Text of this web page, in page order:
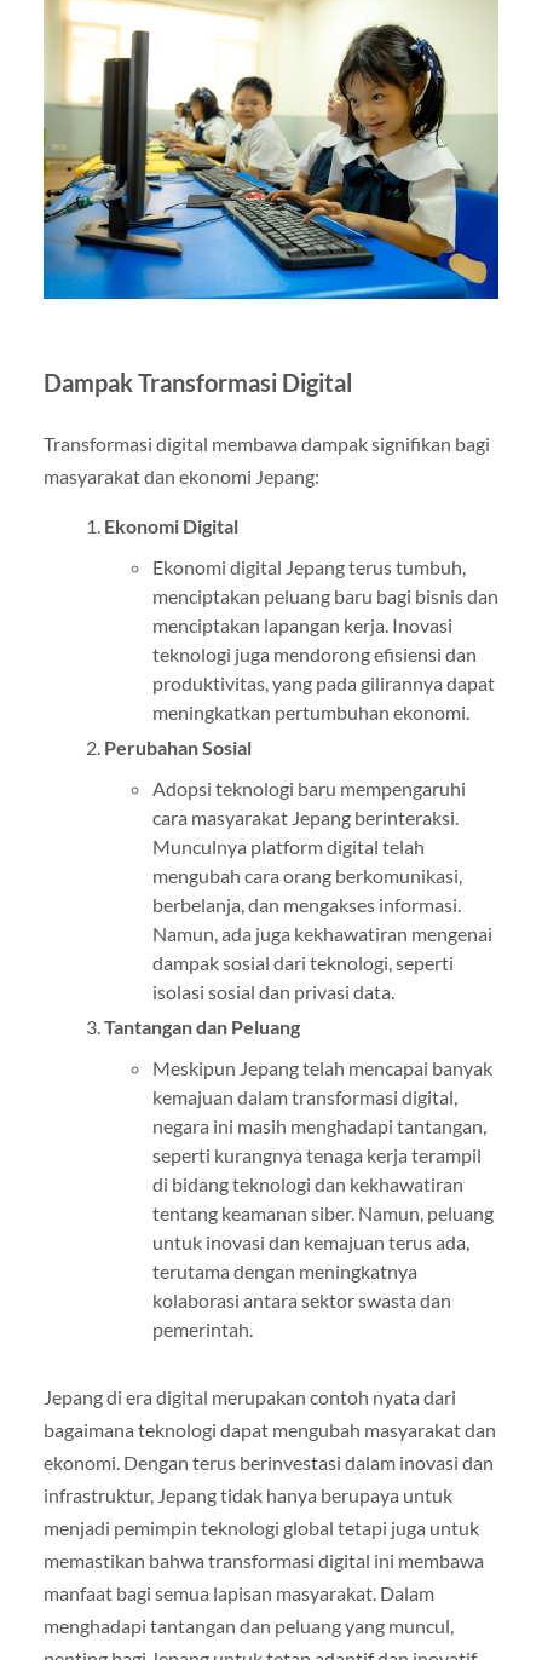
Dampak Transformasi Digital
Transformasi digital membawa dampak signifikan bagi
masyarakat dan ekonomi Jepang:
Ekonomi Digital
Ekonomi digital Jepang terus tumbuh,
menciptakan peluang baru bagi bisnis dan
menciptakan lapangan kerja. Inovasi
teknologi juga mendorong efisiensi dan
produktivitas, yang pada gilirannya dapat
meningkatkan pertumbuhan ekonomi.
Perubahan Sosial
Adopsi teknologi baru mempengaruhi
cara masyarakat Jepang berinteraksi.
Munculnya platform digital telah
mengubah cara orang berkomunikasi,
berbelanja, dan mengakses informasi.
Namun, ada juga kekhawatiran mengenai
dampak sosial dari teknologi, seperti
isolasi sosial dan privasi data.
Tantangan dan Peluang
Meskipun Jepang telah mencapai banyak
kemajuan dalam transformasi digital,
negara ini masih menghadapi tantangan,
seperti kurangnya tenaga kerja terampil
di bidang teknologi dan kekhawatiran
tentang keamanan siber. Namun, peluang
untuk inovasi dan kemajuan terus ada,
terutama dengan meningkatnya
kolaborasi antara sektor swasta dan
pemerintah.
Jepang di era digital merupakan contoh nyata dari
bagaimana teknologi dapat mengubah masyarakat dan
ekonomi. Dengan terus berinvestasi dalam inovasi dan
infrastruktur, Jepang tidak hanya berupaya untuk
menjadi pemimpin teknologi global tetapi juga untuk
memastikan bahwa transformasi digital ini membawa
manfaat bagi semua lapisan masyarakat. Dalam
menghadapi tantangan dan peluang yang muncul,